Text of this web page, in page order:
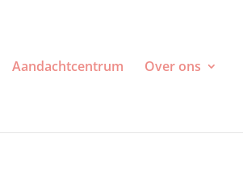
Aandachtcentrum Over ons